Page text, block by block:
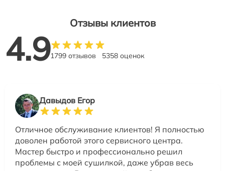
Отзывы клиентов
4.91799 отзывов 5358 оценок
Давыдов Егор
Отличное обслуживание клиентов! Я полностью
доволен работой этого сервисного центра.
Мастер быстро и профессионально решил
проблемы с моей сушилкой, даже убрав весь